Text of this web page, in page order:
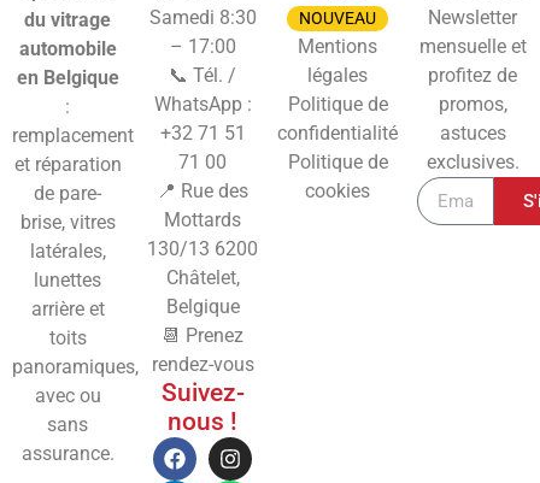
du vitrage
automobile
en Belgique
:
remplacement
et réparation
de pare-
brise, vitres
latérales,
lunettes
arrière et
toits
panoramiques,
avec ou
sans
assurance.
Samedi 8:30
– 17:00
📞 Tél. /
WhatsApp :
+32 71 51
71 00
📍 Rue des
Mottards
130/13 6200
Châtelet,
Belgique
📆 Prenez
rendez-vous
Suivez-
nous !
NOUVEAU
Mentions
légales
Politique de
confidentialité
Politique de
cookies
Newsletter
mensuelle et
profitez de
promos,
astuces
exclusives.